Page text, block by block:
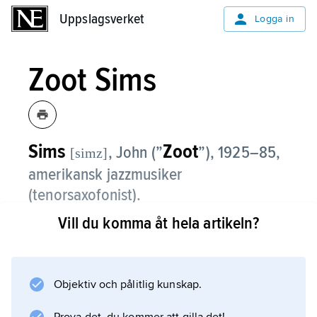
Uppslagsverket Logga in
Zoot Sims
Sims [simz], John (”Zoot”), 1925–85,
amerikansk jazzmusiker
(tenorsaxofonist).
Zoot Sims fick sitt genombrott i
inspelningen ”Four Brothers”) och har sedan
Vill du komma åt hela artikeln?
Objektiv och pålitlig kunskap.